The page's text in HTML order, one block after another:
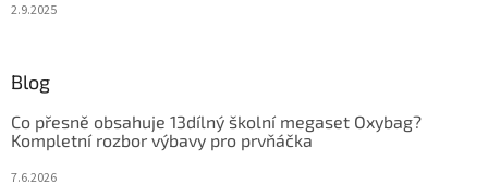
2.9.2025
Blog
Co přesně obsahuje 13dílný školní megaset Oxybag?
Kompletní rozbor výbavy pro prvňáčka
7.6.2026